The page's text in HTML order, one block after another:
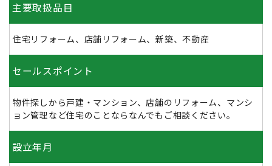
主要取扱品目
住宅リフォーム、店舗リフォーム、新築、不動産
セールスポイント
物件探しから戸建・マンション、店舗のリフォーム、マンシ
ョン管理など住宅のことならなんでもご相談ください。
設立年月